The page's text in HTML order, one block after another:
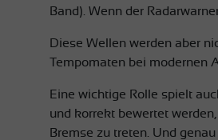
Band). Wenn der
Diese Wellen werden aber
Tempomaten bei modernen
Eine wichtige Rolle spielt
und korrekt bewertet
Bremse zu treten. Und